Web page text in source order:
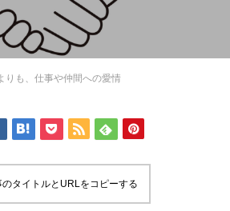
りも、仕事や仲間への愛情
のタイトルとURLをコピーする